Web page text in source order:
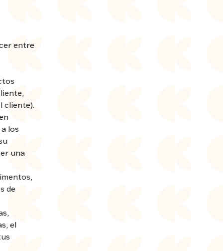
entre
cliente).
los
una
de
el